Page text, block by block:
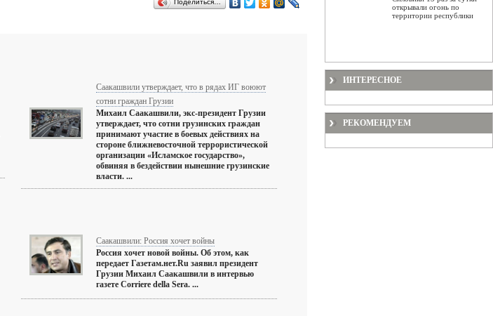
Поделиться…
Саакашвили утверждает, что в рядах ИГ воюют
сотни граждан Грузии
Михаил Саакашвили, экс-президент Грузии
утверждает, что сотни грузинских граждан
принимают участие в боевых действиях на
стороне ближневосточной террористической
организации «Исламское государство»,
обвиняя в бездействии нынешние грузинские
власти. ...
Саакашвили: Россия хочет войны
Россия хочет новой войны. Об этом, как
передает Газетам.нет.Ru заявил президент
Грузии Михаил Саакашвили в интервью
газете Corriere della Sera. ...
открывали огонь по
территории республики
ИНТЕРЕСНОЕ
РЕКОМЕНДУЕМ